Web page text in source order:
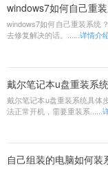
windows7如何自己重
windows7如何自己重装系统
去修复解决的话。......详情介
戴尔笔记本u盘重装系
戴尔笔记本u盘重装系统具体
法正常开机，需要重装系......
自己组装的电脑如何装